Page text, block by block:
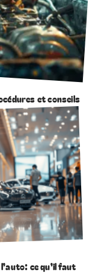
et conseils
ce qu’il faut